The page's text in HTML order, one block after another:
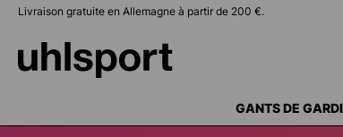
Passer à la navigation principale
Livraison gratuite en Allemagne à partir de 200 €.
GANTS DE